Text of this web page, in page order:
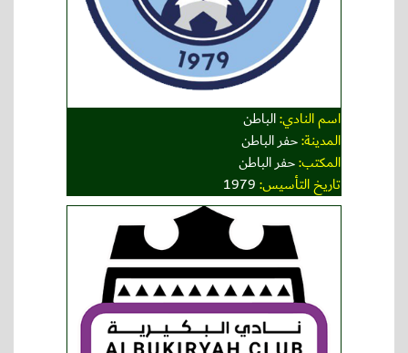
اسم النادي:الباطن
المدينة:حفر الباطن
المكتب:حفر الباطن
تاريخ التأسيس:1979